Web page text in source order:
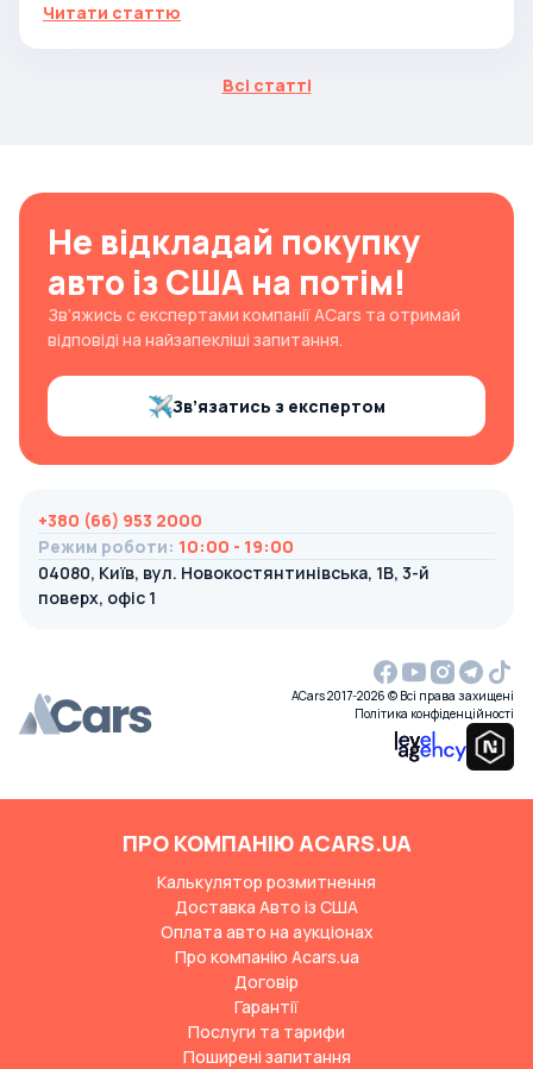
Читати статтю
Всі статті
Не відкладай покупку
авто із США на потім!
Зв’яжись с експертами компанії ACars та отримай
відповіді на найзапекліші запитання.
Зв’язатись з експертом
+380 (66) 953 2000
Режим роботи: 10:00 - 19:00
04080, Київ, вул. Новокостянтинівська, 1В, 3-й
поверх, офіс 1
ACars 2017-2026 © Всі права захищені
Політика конфіденційності
ПРО КОМПАНІЮ ACARS.UA
Калькулятор розмитнення
Доставка Авто із США
Оплата авто на аукціонах
Про компанію Acars.ua
Договір
Гарантії
Послуги та тарифи
Поширені запитання